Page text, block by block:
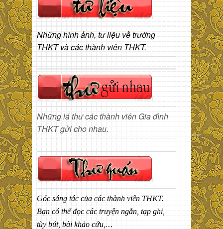
Những hình ảnh, tư liệu về trường
THKT và các thành viên THKT.
Những lá thư các thành viên Gia đình
THKT gửi cho nhau.
Góc sáng tác của các thành viên THKT.
Bạn có thể đọc các truyện ngắn, tạp ghi,
tùy bút, bài khảo cứu,…